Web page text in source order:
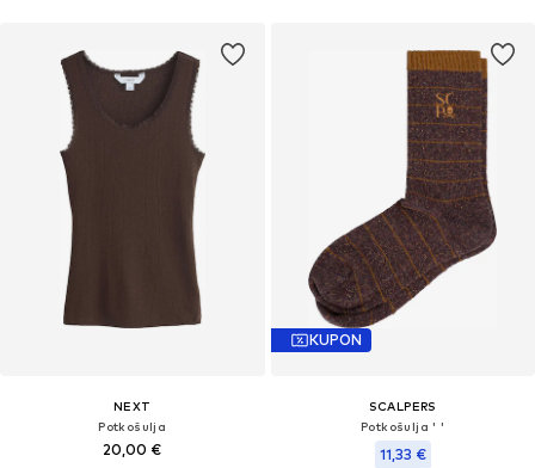
NEXT
Potkošulja
20,00 €
KUPON
SCALPERS
Potkošulja ' '
11,33 €